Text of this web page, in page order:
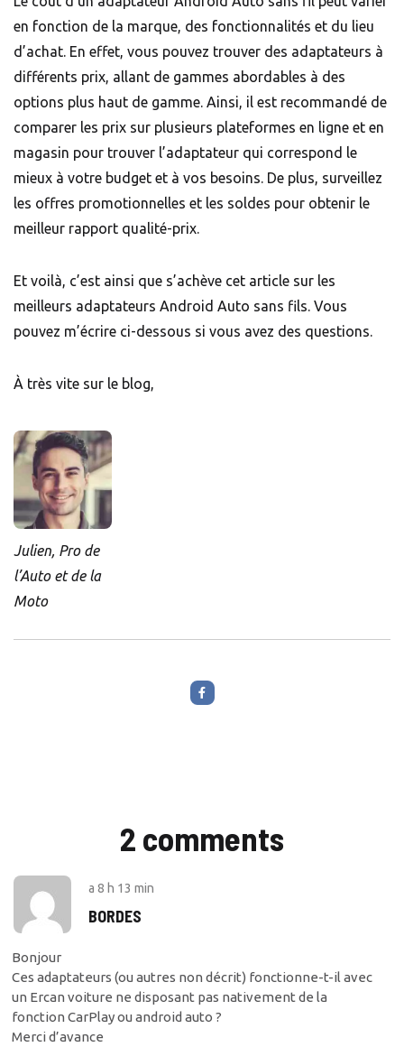
en fonction de la marque, des fonctionnalités et du lieu
d’achat. En effet, vous pouvez trouver des adaptateurs à
différents prix, allant de gammes abordables à des
options plus haut de gamme. Ainsi, il est recommandé de
comparer les prix sur plusieurs plateformes en ligne et en
magasin pour trouver l’adaptateur qui correspond le
mieux à votre budget et à vos besoins. De plus, surveillez
les offres promotionnelles et les soldes pour obtenir le
meilleur rapport qualité-prix.
Et voilà, c’est ainsi que s’achève cet article sur les
meilleurs adaptateurs Android Auto sans fils. Vous
pouvez m’écrire ci-dessous si vous avez des questions.
À très vite sur le blog,
Julien, Pro de
l’Auto et de la
Moto
2 comments
a 8 h 13 min
BORDES
Bonjour
Ces adaptateurs (ou autres non décrit) fonctionne-t-il avec
un Ercan voiture ne disposant pas nativement de la
fonction CarPlay ou android auto ?
Merci d’avance